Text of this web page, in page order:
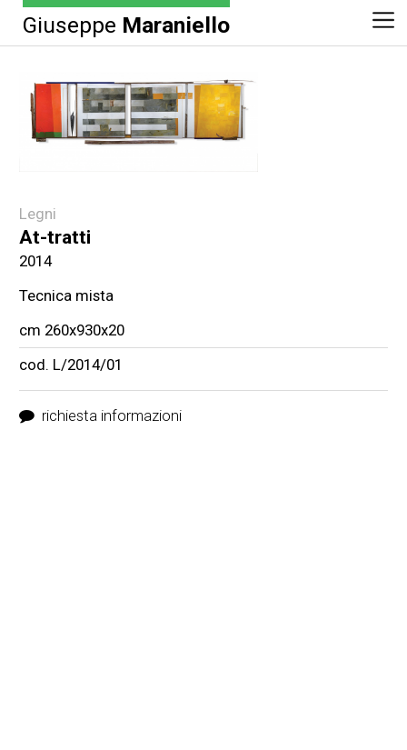
Giuseppe Maraniello
Legni
At-tratti
2014
Tecnica mista
cm 260x930x20
cod. L/2014/01
richiesta informazioni